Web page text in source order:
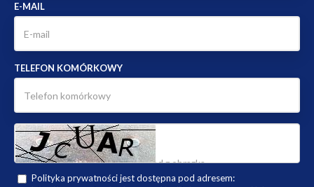
E-MAIL
TELEFON KOMÓRKOWY
Polityka prywatności jest dostępna pod adresem: